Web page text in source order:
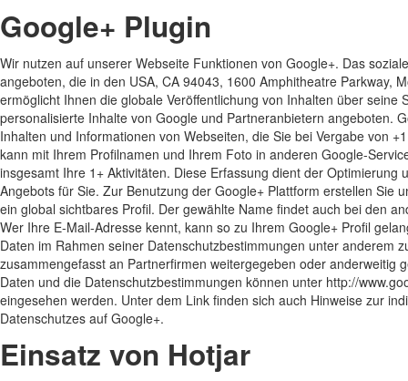
Google+ Plugin
Wir nutzen auf unserer Webseite Funktionen von Google+. Das
angeboten, die in den USA, CA 94043, 1600 Amphitheatre Parkway,
ermöglicht Ihnen die globale Veröffentlichung von Inhalten über seine
personalisierte Inhalte von Google und Partneranbietern angeboten.
Inhalten und Informationen von Webseiten, die Sie bei Vergabe von
kann mit Ihrem Profilnamen und Ihrem Foto in anderen Google-
insgesamt Ihre 1+ Aktivitäten. Diese Erfassung dient der Optimierung
Angebots für Sie. Zur Benutzung der Google+ Plattform erstellen Sie
ein global sichtbares Profil. Der gewählte Name findet auch bei den
Wer Ihre E-Mail-Adresse kennt, kann so zu Ihrem Google+ Profil
Daten im Rahmen seiner Datenschutzbestimmungen unter anderem
zusammengefasst an Partnerfirmen weitergegeben oder anderweitig
Daten und die Datenschutzbestimmungen können unter http://
eingesehen werden. Unter dem Link finden sich auch Hinweise zur
Datenschutzes auf Google+.
Einsatz von Hotjar